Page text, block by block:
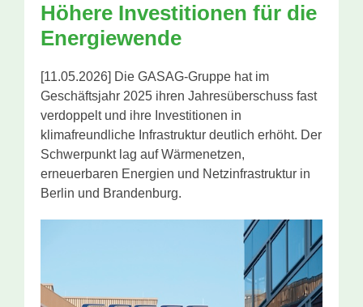
Höhere Investitionen für die
Energiewende
[11.05.2026] Die GASAG-Gruppe hat im
Geschäftsjahr 2025 ihren Jahresüberschuss fast
verdoppelt und ihre Investitionen in
klimafreundliche Infrastruktur deutlich erhöht. Der
Schwerpunkt lag auf Wärmenetzen,
erneuerbaren Energien und Netzinfrastruktur in
Berlin und Brandenburg.